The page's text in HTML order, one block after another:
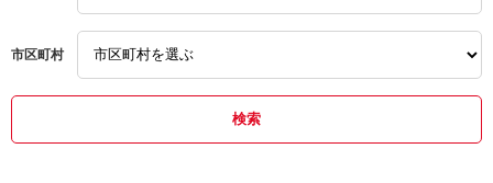
交通事故対応
須恵町車屋
須恵町板金塗装
おすすめ
須恵町板金塗装
おすすめ
市区町村